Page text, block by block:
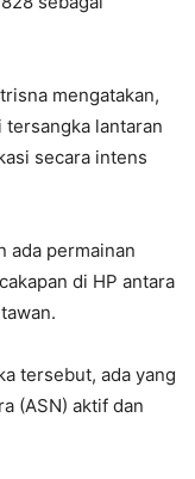
mengatakan,
tersangka lantaran
secara intens
ada permainan
di HP antara
tersebut, ada yang
(ASN) aktif dan